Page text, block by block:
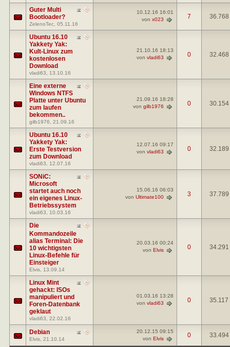
Guter Multi
Bootloader?
ZelenoTec , 05.11.16
10.12.16 16:01
von x023 7 36.768
Ubuntu 16.10
Yakkety Yak:
Kult-Linux zum
kostenlosen
Download
vladi63 , 13.10.16
21.10.16 18:13
von vladi63 0 32.468
Eine externe
Windows NTFS
Platte unter Ubuntu
zum laufen
bekommen..
gilb1976 , 21.09.16
21.09.16 18:28
von gilb1976 0 30.154
Ubuntu 16.10
Yakkety Yak:
Erste Testversion
zum Download
vladi63 , 12.07.16
12.07.16 09:17
von vladi63 0 32.189
SONiC:
Microsoft
startet auch noch
ein eigenes Linux-
Betriebssystem
vladi63 , 10.03.16
15.06.16 06:03
von Ultimate100 3 37.789
Die
Kommandozeile
alias Terminal: Die
10 wichtigsten
Linux-Befehle für
Einsteiger
Elvis , 13.09.14
20.03.16 00:24
von Elvis 0 34.291
Linux Mint
gehackt: ISOs
manipuliert und
Foren-Datenbank
geklaut
vladi63 , 22.02.16
01.03.16 13:28
von vladi63 0 35.117
Debian
Elvis , 21.10.14
20.12.15 09:15
von Elvis 0 33.494